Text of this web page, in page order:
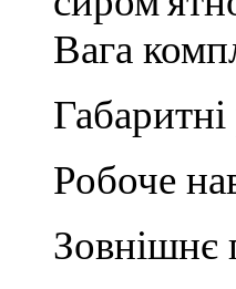
Вага
Робоче
Зовнішнє